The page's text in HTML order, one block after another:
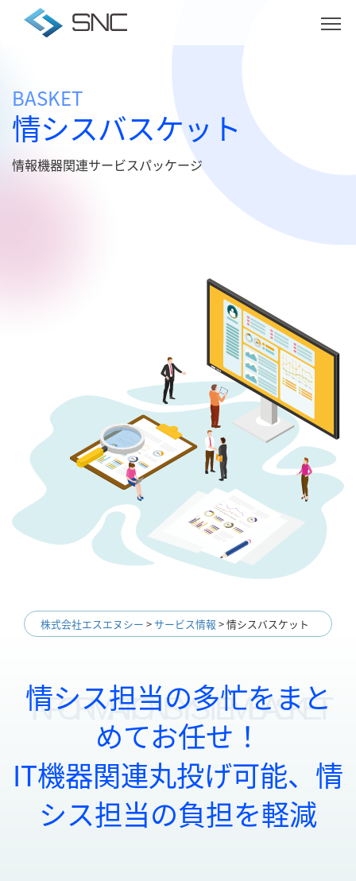
BASKET
情シスバスケット
情報機器関連サービスパッケージ
株式会社エスエヌシー >サービス情報 >情シスバスケット
情シス担当の多忙をまと
めてお任せ！
IT機器関連丸投げ可能、情
シス担当の負担を軽減